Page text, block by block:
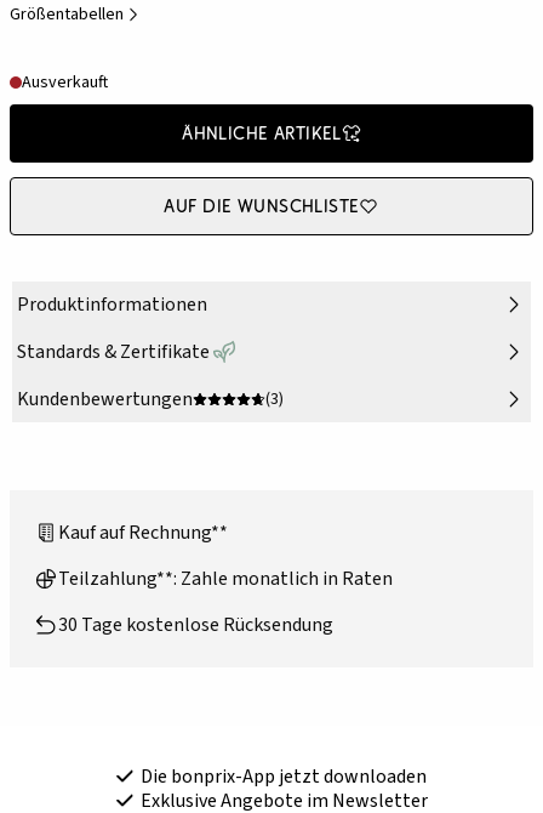
Größentabellen
Ausverkauft
Ähnliche Artikel
Auf die Wunschliste
Produktinformationen
Standards & Zertifikate
Kundenbewertungen
(3)
Kauf auf Rechnung**
Teilzahlung**: Zahle monatlich in Raten
30 Tage kostenlose Rücksendung
Die bonprix-App jetzt downloaden
Exklusive Angebote im Newsletter